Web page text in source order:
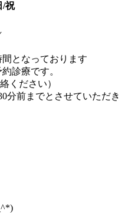
/祝
となっております
診療です。
ください）
分前までとさせていただき